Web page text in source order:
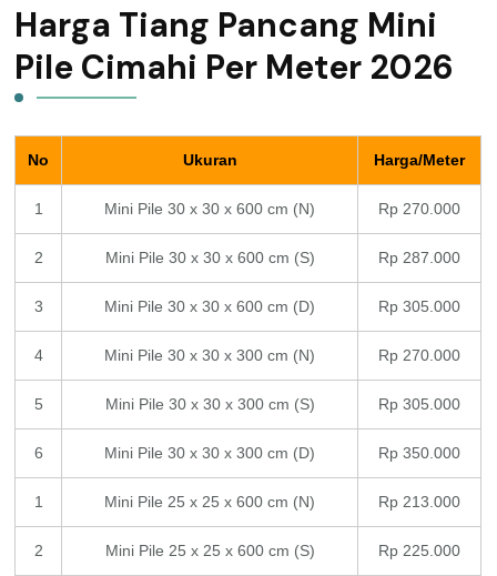
Harga Tiang Pancang Mini
Pile Cimahi Per Meter 2026
No Ukuran Harga/Meter
1 Mini Pile 30 x 30 x 600 cm (N) Rp 270.000
2 Mini Pile 30 x 30 x 600 cm (S) Rp 287.000
3 Mini Pile 30 x 30 x 600 cm (D) Rp 305.000
4 Mini Pile 30 x 30 x 300 cm (N) Rp 270.000
5 Mini Pile 30 x 30 x 300 cm (S) Rp 305.000
6 Mini Pile 30 x 30 x 300 cm (D) Rp 350.000
1 Mini Pile 25 x 25 x 600 cm (N) Rp 213.000
2 Mini Pile 25 x 25 x 600 cm (S) Rp 225.000